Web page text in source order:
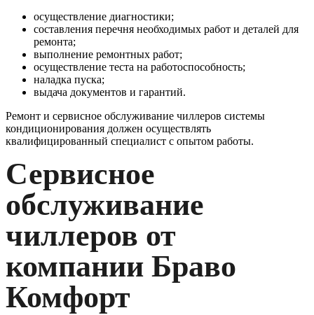
осуществление диагностики;
составления перечня необходимых работ и деталей для
ремонта;
выполнение ремонтных работ;
осуществление теста на работоспособность;
наладка пуска;
выдача документов и гарантий.
Ремонт и сервисное обслуживание чиллеров системы
кондиционирования должен осуществлять
квалифицированный специалист с опытом работы.
Сервисное
обслуживание
чиллеров от
компании Браво
Комфорт